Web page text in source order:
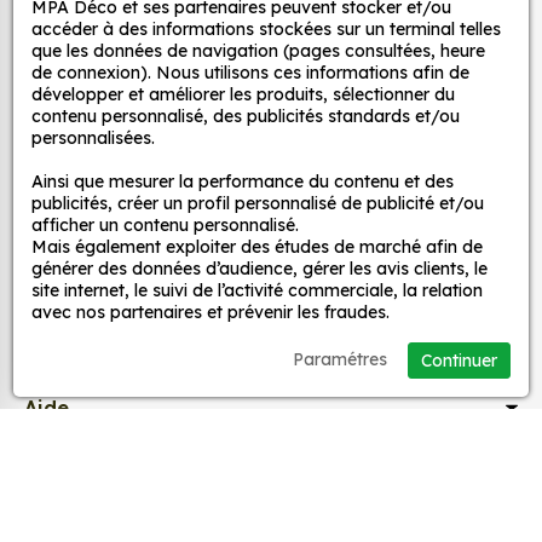
adaptez la décoration d’une pièce, d’une voiture,
d’un meuble, d’une porte et de toute autre surface,
et ce, à moindre coût et sans effort.
Quels sont les avantages de nos stickers
décoration ?
Une grande variété de motifs et de couleurs :
nos Autocollant Noël Pingouin Cadeau sont
disponibles dans une large gamme de motifs et
de couleurs, ce qui vous permet de trouver le
sticker parfait pour votre décoration.
Une installation facile : nos stickers sont faciles
à installer, même pour les débutants. Il suffit de
les décoller de leur support et de les coller sur
la surface souhaitée. Vous pouvez vous aider
Autocollants pour véhicules et stickers
décoratifs
MPA Déco
Nos services
Nos sites
Aide
MPA Déco et ses partenaires peuvent stocker et/ou
accéder à des informations stockées sur un terminal telles
que les données de navigation (pages consultées, heure
de connexion). Nous utilisons ces informations afin de
développer et améliorer les produits, sélectionner du
contenu personnalisé, des publicités standards et/ou
personnalisées.
Ainsi que mesurer la performance du contenu et des
publicités, créer un profil personnalisé de publicité et/ou
afficher un contenu personnalisé.
Mais également exploiter des études de marché afin de
générer des données d’audience, gérer les avis clients, le
site internet, le suivi de l’activité commerciale, la relation
avec nos partenaires et prévenir les fraudes.
Continuer
Paramétres